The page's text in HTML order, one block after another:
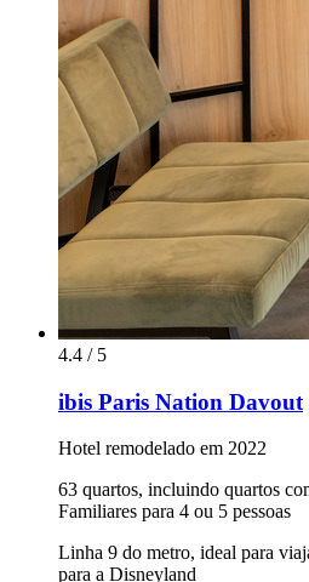
4.4 / 5
ibis Paris Nation Davout
Hotel remodelado em 2022
63 quartos, incluindo quartos
Familiares para 4 ou 5 pessoas
Linha 9 do metro, ideal para
para a Disneyland